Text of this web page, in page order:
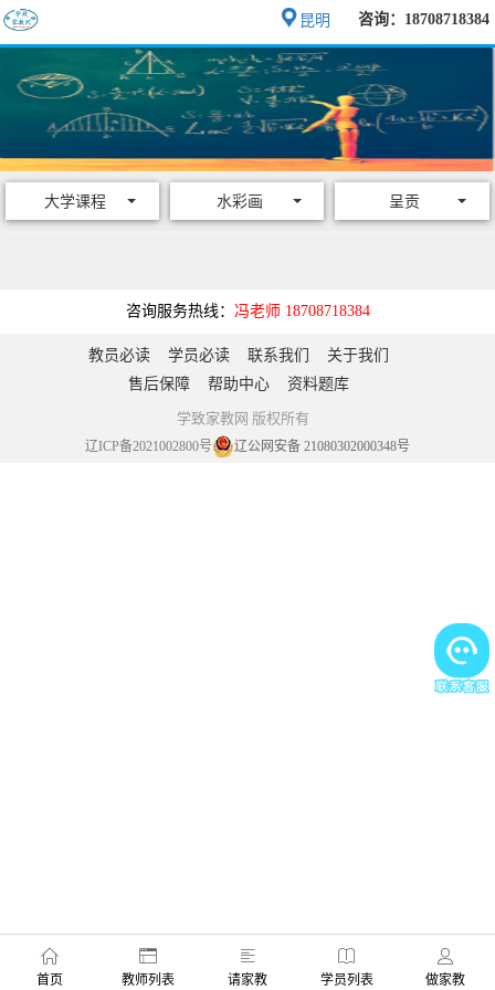
咨询：18708718384
昆明
大学课程 水彩画 呈贡
咨询服务热线： 冯老师 18708718384
教员必读 学员必读 联系我们
关于我们
售后保障
帮助中心 资料题库
学致家教网 版权所有
辽ICP备2021002800号 辽公网安备 21080302000348号
首页 教师列表 请家教 学员列表 做家教